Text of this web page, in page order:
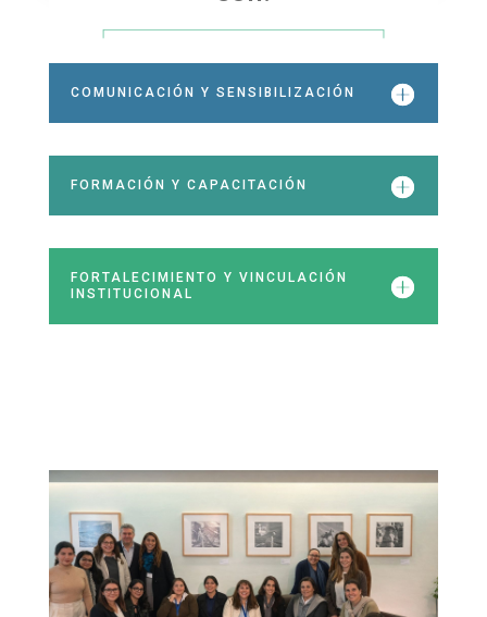
COMUNICACIÓN Y SENSIBILIZACIÓN
FORMACIÓN Y CAPACITACIÓN
FORTALECIMIENTO Y VINCULACIÓN
INSTITUCIONAL